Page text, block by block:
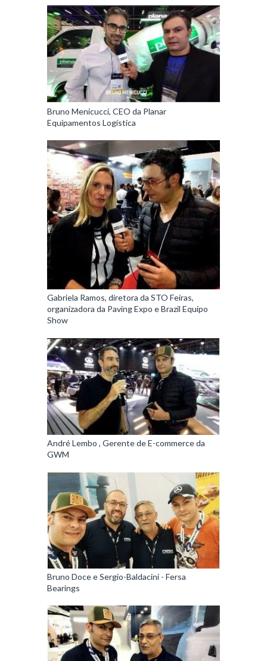
Bruno Menicucci, CEO da Planar
Equipamentos Logística
Gabriela Ramos, diretora da STO Feiras,
organizadora da Paving Expo e Brazil Equipo
Show
André Lembo , Gerente de E-commerce da
GWM
Bruno Doce e Sergio-Baldacini - Fersa
Bearings